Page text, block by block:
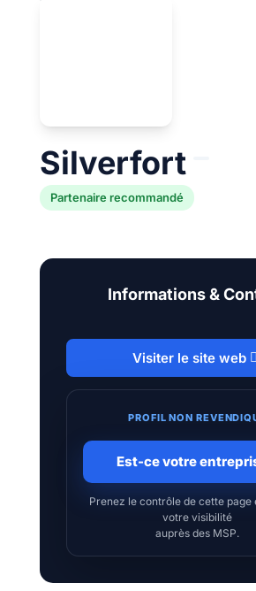
Silverfort
Partenaire recommandé
Informations &
Visiter le site web
PROFIL NON
Est-ce votre
Prenez le contrôle de cette page
votre visibilité
auprès des MSP.